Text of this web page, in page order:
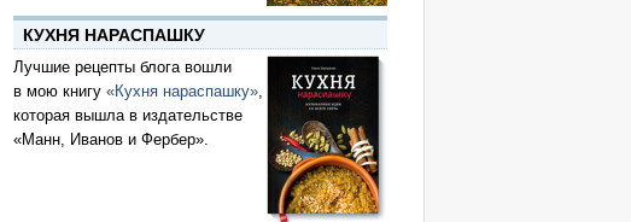
КУХНЯ НАРАСПАШКУ
Лучшие рецепты блога вошли
в мою книгу «Кухня нараспашку»,
которая вышла в издательстве
«Манн, Иванов и Фербер».